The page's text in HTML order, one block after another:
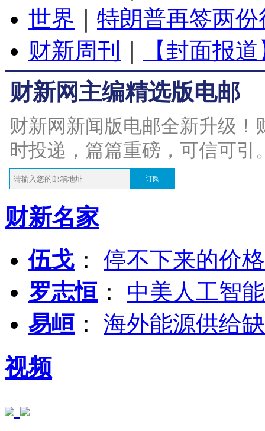
世界
特朗普再签两
财新周刊
【封面报
财新网主编精选版电邮
财新网新闻版电邮全新升级
时投递，篇篇重磅，可信可引
订阅
财新名家
伍戈 ： 停不下来的价
罗志恒 ： 中美人工智
易峘 ： 海外能源供给
视频